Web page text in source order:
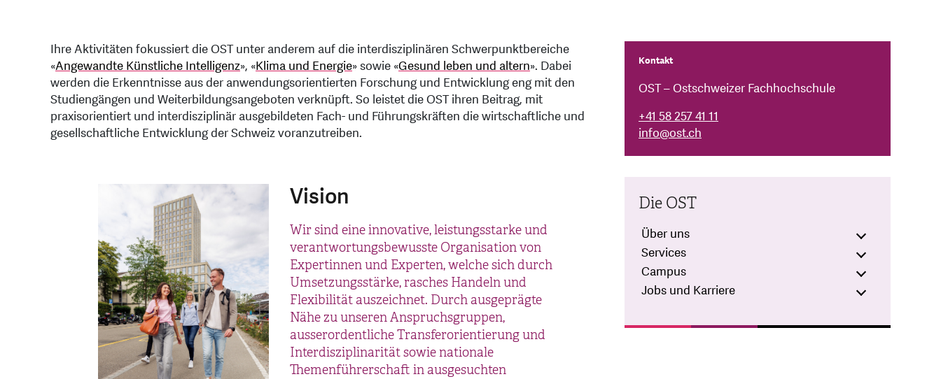
Ihre Aktivitäten fokussiert die OST unter anderem auf die interdisziplinären Schwerpunktbereiche
«Angewandte Künstliche Intelligenz», «Klima und Energie» sowie «Gesund leben und altern». Dabei
werden die Erkenntnisse aus der anwendungsorientierten Forschung und Entwicklung eng mit den
Studiengängen und Weiterbildungsangeboten verknüpft. So leistet die OST ihren Beitrag, mit
praxisorientiert und interdisziplinär ausgebildeten Fach- und Führungskräften die wirtschaftliche und
gesellschaftliche Entwicklung der Schweiz voranzutreiben.
Vision
Wir sind eine innovative, leistungsstarke und
verantwortungsbewusste Organisation von
Expertinnen und Experten, welche sich durch
Umsetzungsstärke, rasches Handeln und
Flexibilität auszeichnet. Durch ausgeprägte
Nähe zu unseren Anspruchsgruppen,
ausserordentliche Transferorientierung und
Interdisziplinarität sowie nationale
Themenführerschaft in ausgesuchten
Kontakt
OST – Ostschweizer Fachhochschule
+41 58 257 41 11
info@ost.ch
Die OST
Über uns
Services
Campus
Jobs und Karriere